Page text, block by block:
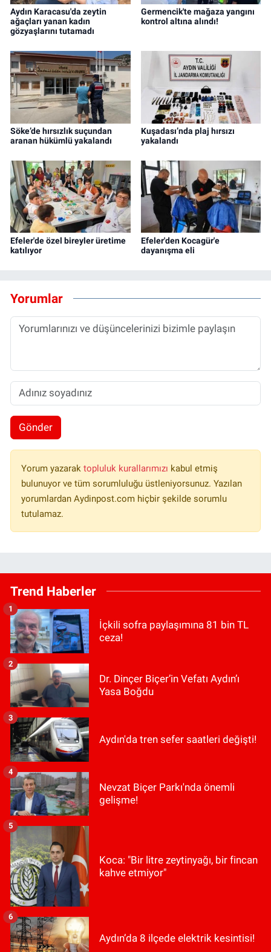
Aydın Karacasu'da zeytin
ağaçları yanan kadın
gözyaşlarını tutamadı
Germencik'te mağaza yangını
kontrol altına alındı!
Söke’de hırsızlık suçundan
aranan hükümlü yakalandı
Kuşadası’nda plaj hırsızı
yakalandı
Efeler'de özel bireyler üretime
katılıyor
Efeler'den Kocagür'e
dayanışma eli
Yorumlar
Gönder
Yorum yazarak topluluk kurallarımızı kabul etmiş
bulunuyor ve tüm sorumluluğu üstleniyorsunuz. Yazılan
yorumlardan Aydinpost.com hiçbir şekilde sorumlu
tutulamaz.
Trend Haberler
İçkili sofra paylaşımına 81 bin TL
ceza!
1
Dr. Dinçer Biçer’in Vefatı Aydın’ı
Yasa Boğdu
2
Aydın'da tren sefer saatleri değişti!
3
Nevzat Biçer Parkı'nda önemli
gelişme!
4
Koca: "Bir litre zeytinyağı, bir fincan
kahve etmiyor"
5
Aydın’da 8 ilçede elektrik kesintisi!
6